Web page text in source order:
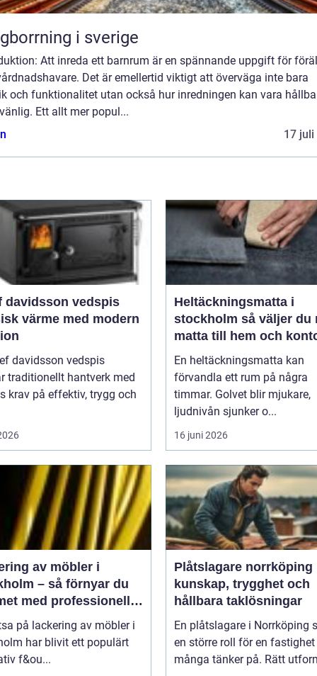
i sverige
Att inreda ett barnrum är en spännande uppgift för
Det är emellertid viktigt att överväga inte bara
och funktionalitet utan också hur inredningen kan vara
Ett allt mer popul...
17 juli
davidsson vedspis
värme med modern
davidsson vedspis
traditionellt hantverk med
krav på effektiv, trygg och
Heltäckningsmatta i
stockholm så väljer du rätt
matta till hem och
En heltäckningsmatta kan
förvandla ett rum på några
timmar. Golvet blir mjukare,
ljudnivån sjunker o...
16 juni 2026
av möbler i
– så förnyar du
med professionell
på lackering av möbler i
har blivit ett populärt
f&ou...
Plåtslagare norrköping
kunskap, trygghet och
hållbara taklösningar
En plåtslagare i Norrköping
en större roll för en
många tänker på. Rätt